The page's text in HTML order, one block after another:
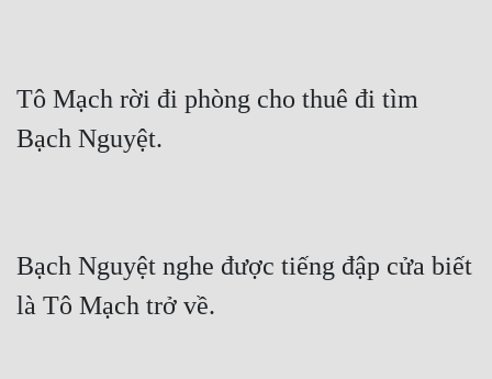
Tô Mạch rời đi phòng cho thuê đi tìm
Bạch Nguyệt.
Bạch Nguyệt nghe được tiếng đập cửa biết
là Tô Mạch trở về.